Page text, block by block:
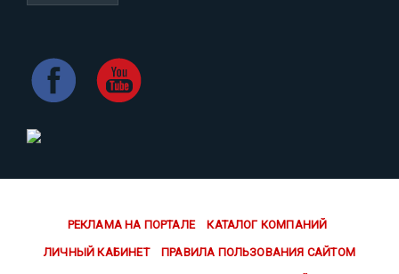
РЕКЛАМА НА ПОРТАЛЕ КАТАЛОГ КОМПАНИЙ
ЛИЧНЫЙ КАБИНЕТ ПРАВИЛА ПОЛЬЗОВАНИЯ САЙТОМ